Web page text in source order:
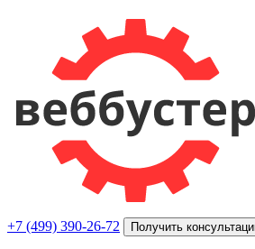
+7 (499) 390-26-72 Получить